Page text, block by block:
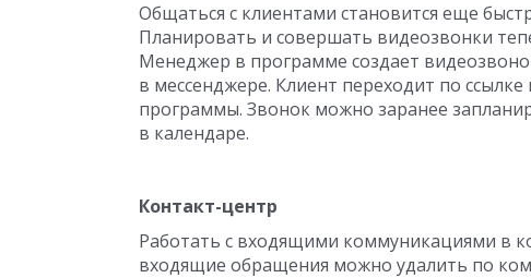
Общаться с клиентами становится еще
Планировать и совершать видеозвонки
Менеджер в программе создает
в мессенджере. Клиент переходит по
программы. Звонок можно заранее
в календаре.
Контакт-центр
Работать с входящими коммуникациями в
входящие обращения можно удалить по